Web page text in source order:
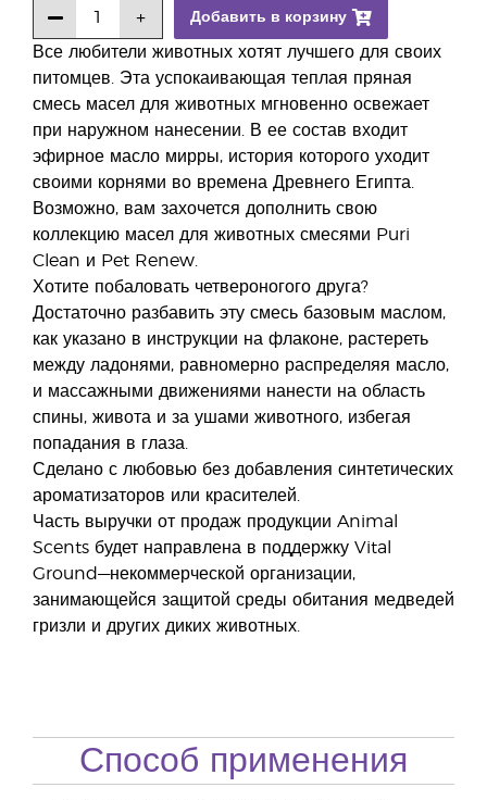
Все любители животных хотят лучшего для своих
питомцев. Эта успокаивающая теплая пряная
смесь масел для животных мгновенно освежает
при наружном нанесении. В ее состав входит
эфирное масло мирры, история которого уходит
своими корнями во времена Древнего Египта.
Возможно, вам захочется дополнить свою
коллекцию масел для животных смесями Puri
Clean и Pet Renew.
Хотите побаловать четвероногого друга?
Достаточно разбавить эту смесь базовым маслом,
как указано в инструкции на флаконе, растереть
между ладонями, равномерно распределяя масло,
и массажными движениями нанести на область
спины, живота и за ушами животного, избегая
попадания в глаза.
Сделано с любовью без добавления синтетических
ароматизаторов или красителей.
Часть выручки от продаж продукции Animal
Scents будет направлена в поддержку Vital
Ground—некоммерческой организации,
занимающейся защитой среды обитания медведей
гризли и других диких животных.
Добавить в корзину
Способ применения